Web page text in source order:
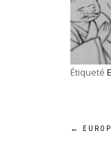
Étiqueté
←